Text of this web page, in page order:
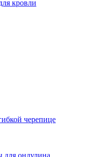
кровли
черепице
для ондулина